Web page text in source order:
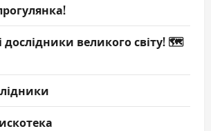
дослідники великого світу! 🗺️